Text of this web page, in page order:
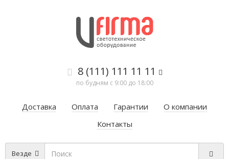
8 (111) 111 11 11
по будням с 9:00 до 18:00
Доставка Оплата Гарантии
О компании
Контакты
Везде